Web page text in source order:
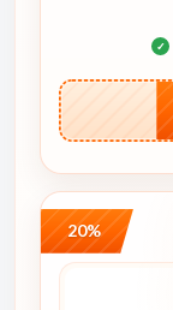
✓
20%